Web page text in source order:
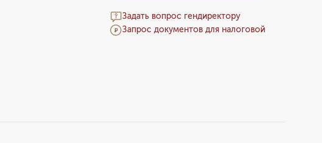
Задать вопрос гендиректору
Запрос документов для налоговой